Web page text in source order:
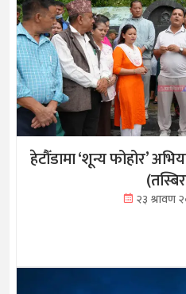
हेटौँडामा ‘शून्य फोहोर’
२३ श्रावण